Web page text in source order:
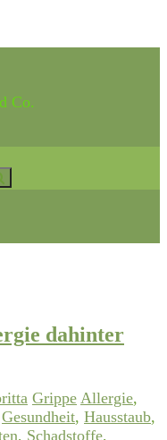
Co.
dahinter
Grippe Allergie,
Gesundheit, Hausstaub,
, Schadstoffe,